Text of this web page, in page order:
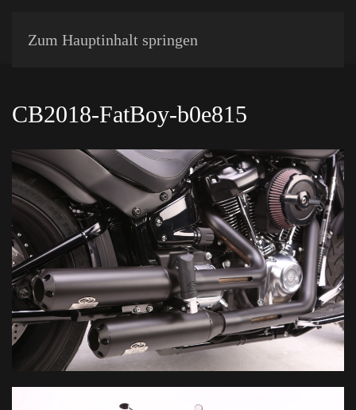
Zum Hauptinhalt springen
CB2018-FatBoy-b0e815